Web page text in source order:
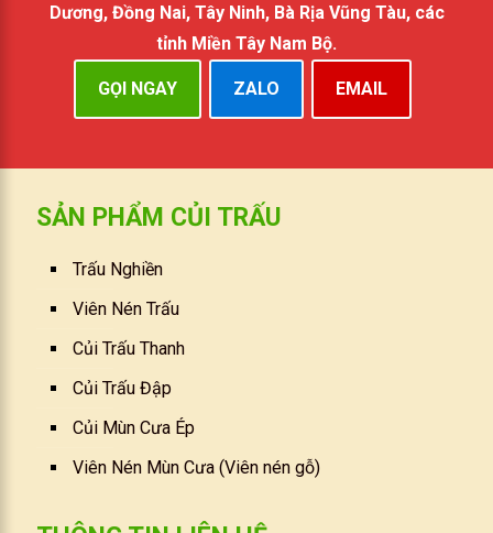
Dương, Đồng Nai, Tây Ninh, Bà Rịa Vũng Tàu, các
tỉnh Miền Tây Nam Bộ.
GỌI NGAY ZALO EMAIL
SẢN PHẨM CỦI TRẤU
Trấu Nghiền
Viên Nén Trấu
Củi Trấu Thanh
Củi Trấu Đập
Củi Mùn Cưa Ép
Viên Nén Mùn Cưa (Viên nén gỗ)